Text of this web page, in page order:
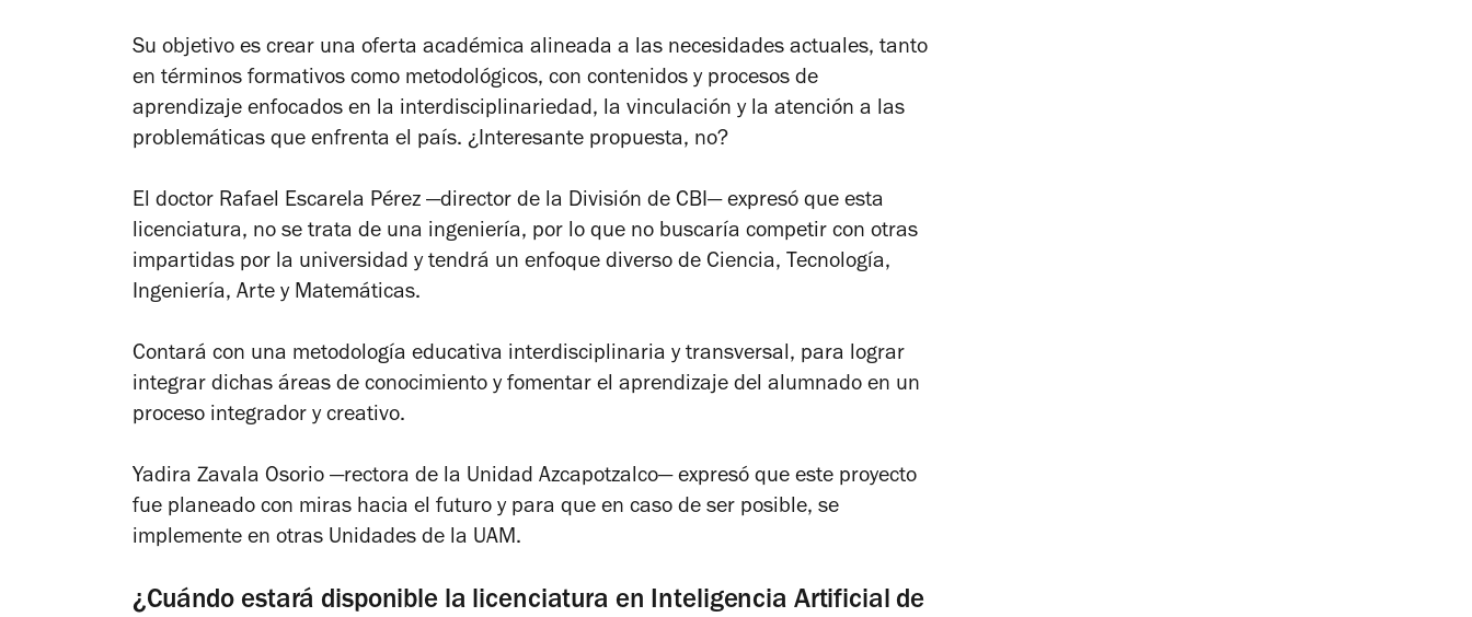
Su objetivo es crear una oferta académica alineada a las necesidades actuales, tanto
en términos formativos como metodológicos, con contenidos y procesos de
aprendizaje enfocados en la interdisciplinariedad, la vinculación y la atención a las
problemáticas que enfrenta el país. ¿Interesante propuesta, no?
El doctor Rafael Escarela Pérez —director de la División de CBI— expresó que esta
licenciatura, no se trata de una ingeniería, por lo que no buscaría competir con otras
impartidas por la universidad y tendrá un enfoque diverso de Ciencia, Tecnología,
Ingeniería, Arte y Matemáticas.
Contará con una metodología educativa interdisciplinaria y transversal, para lograr
integrar dichas áreas de conocimiento y fomentar el aprendizaje del alumnado en un
proceso integrador y creativo.
Yadira Zavala Osorio —rectora de la Unidad Azcapotzalco—expresó que este proyecto
fue planeado con miras hacia el futuro y para que en caso de ser posible, se
implemente en otras Unidades de la UAM.
¿Cuándo estará disponible la licenciatura en Inteligencia Artificial de